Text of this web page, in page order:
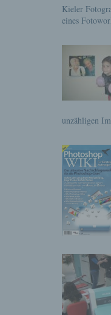
Kieler
eines
unzähligen